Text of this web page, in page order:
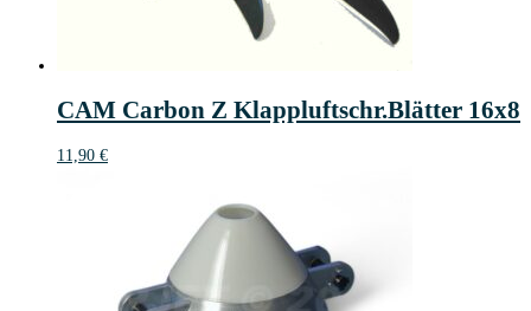
CAM Carbon Z Klappluftschr.Blätter 16x8
11,90 €